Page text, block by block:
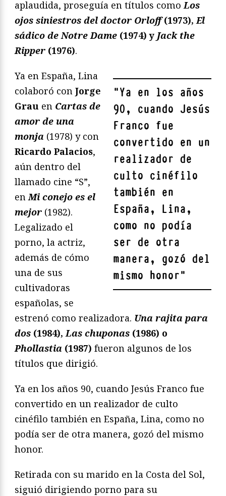
aplaudida, proseguía en títulos como Los
ojos siniestros del doctor Orloff(1973), El
sádico de Notre Dame (1974) y Jack the
Ripper (1976).
"Ya en los años
90, cuando Jesús
Franco fue
convertido en un
realizador de
culto cinéfilo
también en
España, Lina,
como no podía
ser de otra
manera, gozó del
mismo honor"
Ya en España, Lina
colaboró con Jorge
Grau en Cartas de
amor de una
monja (1978) y con
Ricardo Palacios,
aún dentro del
llamado cine “S”,
en Mi conejo es el
mejor (1982).
Legalizado el
porno, la actriz,
además de cómo
una de sus
cultivadoras
españolas, se
estrenó como realizadora. Una rajita para
dos (1984), Las chuponas (1986) o
Phollastia (1987) fueron algunos de los
títulos que dirigió.
Ya en los años 90, cuando Jesús Franco fue
convertido en un realizador de culto
cinéfilo también en España, Lina, como no
podía ser de otra manera, gozó del mismo
honor.
Retirada con su marido en la Costa del Sol,
siguió dirigiendo porno para su